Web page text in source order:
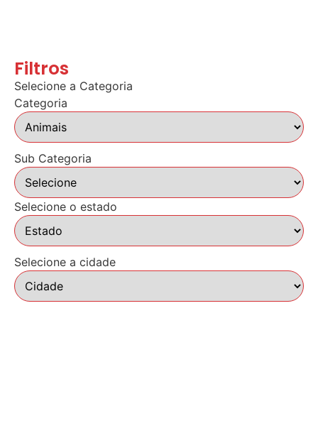
Filtros
Selecione a Categoria
Categoria
Sub Categoria
Selecione o estado
Selecione a cidade